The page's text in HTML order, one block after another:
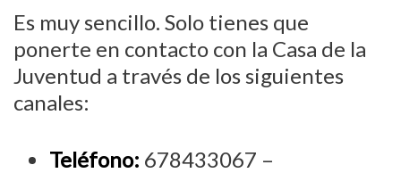
Es muy sencillo. Solo tienes que
ponerte en contacto con la Casa de la
Juventud a través de los siguientes
canales:
Teléfono: 678433067 –